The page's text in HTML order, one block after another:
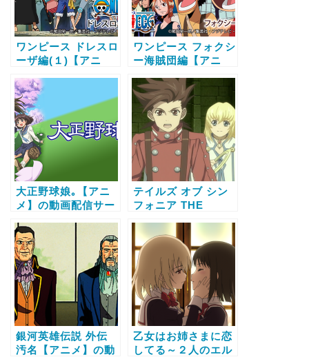
ワンピース ドレスロ
ーザ編(１)【アニ
ビス比較と無料で全
話視聴する方法
ワンピース フォクシ
ー海賊団編【アニ
ビス比較と無料で全
話視聴する方法
大正野球娘｡【アニ
メ】の動画配信サー
話視聴する方法
テイルズ オブ シン
フォニア THE
ァラント編【アニ
メ】の動画配信サー
ビス比較と無料で全
話視聴する方法
銀河英雄伝説 外伝
汚名【アニメ】の動
乙女はお姉さまに恋
してる～２人のエル